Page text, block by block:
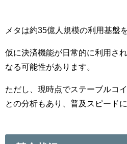
メタは約35億人規模の利用基盤
仮に決済機能が日常的に利用さ
なる可能性があります。
ただし、現時点でステーブルコ
との分析もあり、普及スピード